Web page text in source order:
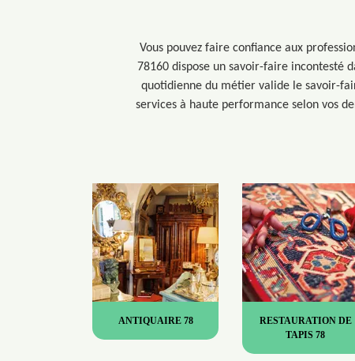
Vous pouvez faire confiance aux
78160 dispose un savoir-faire incontesté
quotidienne du métier valide le savoir-
services à haute performance selon vos
ANTIQUAIRE 78
RESTAURATION DE
TAPIS 78